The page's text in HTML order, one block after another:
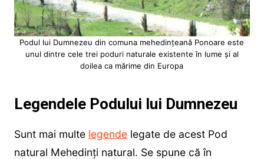
Podul lui Dumnezeu din comuna mehedinţeană Ponoare este
unul dintre cele trei poduri naturale existente în lume şi al
doilea ca mărime din Europa
Legendele Podului lui Dumnezeu
Sunt mai multe legendelegate de acest Pod
natural Mehedinți natural. Se spune că în